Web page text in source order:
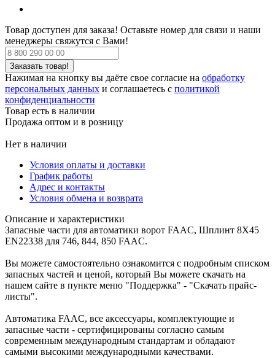
Товар доступен для заказа! Оставьте номер для связи и наши
менеджеры свяжутся с Вами!
Нажимая на кнопку вы даёте свое согласие на обработку
персональных данных и соглашаетесь с политикой
конфиденциальности
Товар есть в наличии
Продажа оптом и в розницу
Нет в наличии
Условия оплаты и доставки
График работы
Адрес и контакты
Условия обмена и возврата
Описание и характеристики
Запасные части для автоматики ворот FAAC, Шплинт 8X45
EN22338 для 746, 844, 850 FAAC.
Вы можете самостоятельно ознакомится с подробным списком
запасных частей и ценой, который Вы можете скачать на
нашем сайте в пункте меню "Поддержка" - "Скачать прайс-
листы".
Автоматика FAAC, все аксессуары, комплектующие и
запасные части - сертифицированы согласно самым
современным международным стандартам и обладают
самыми высокими международными качествами.